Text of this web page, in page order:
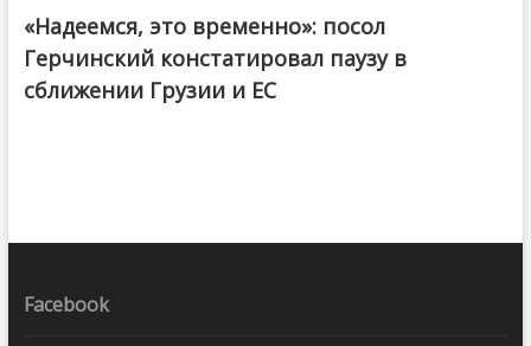
«Надеемся, это временно»: посол
Герчинский констатировал паузу в
сближении Грузии и ЕС
Facebook